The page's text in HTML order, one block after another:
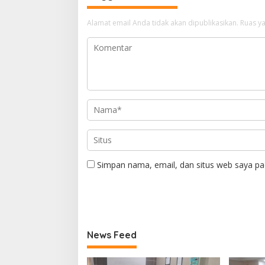
Alamat email Anda tidak akan dipublikasikan. Ruas
Simpan nama, email, dan situs web saya
News Feed